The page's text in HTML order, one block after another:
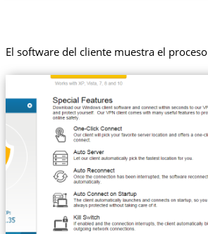
El software del cliente muestra el